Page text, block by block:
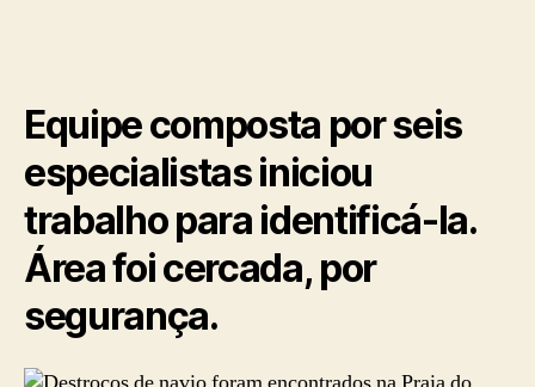
Equipe composta por seis
especialistas iniciou
trabalho para identificá-la.
Área foi cercada, por
segurança.